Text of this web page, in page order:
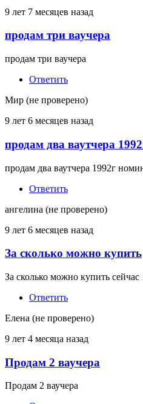
9 лет 7 месяцев назад
продам три ваучера
продам три ваучера
Ответить
Мир (не проверено)
9 лет 6 месяцев назад
продам два ваутчера
продам два ваутчера 1992г
Ответить
ангелина (не проверено)
9 лет 6 месяцев назад
За сколько можно купить
За сколько можно купить сейчас
Ответить
Елена (не проверено)
9 лет 4 месяца назад
Продам 2 ваучера
Продам 2 ваучера